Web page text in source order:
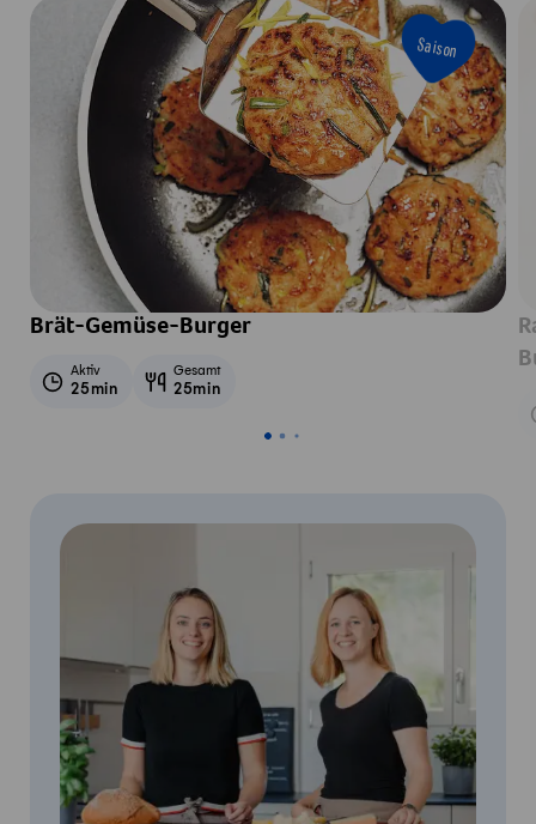
Saison
Brät-Gemüse-Burger
Aktiv
25min
Gesamt
25min